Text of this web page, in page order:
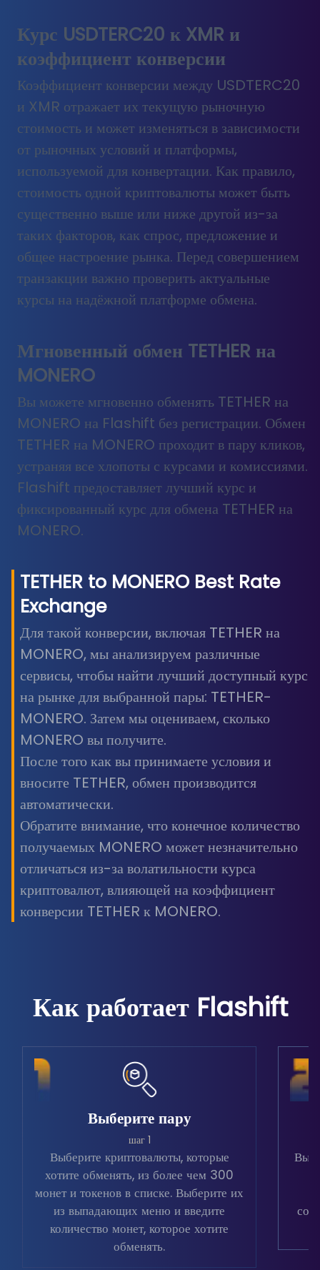
Курс USDTERC20 к XMR и
коэффициент конверсии
Коэффициент конверсии между USDTERC20
и XMR отражает их текущую рыночную
стоимость и может изменяться в зависимости
от рыночных условий и платформы,
используемой для конвертации. Как правило,
стоимость одной криптовалюты может быть
существенно выше или ниже другой из-за
таких факторов, как спрос, предложение и
общее настроение рынка. Перед совершением
транзакции важно проверить актуальные
курсы на надёжной платформе обмена.
Мгновенный обмен TETHER на
MONERO
Вы можете мгновенно обменять TETHER на
MONERO на Flashift без регистрации. Обмен
TETHER на MONERO проходит в пару кликов,
устраняя все хлопоты с курсами и комиссиями.
Flashift предоставляет лучший курс и
фиксированный курс для обмена TETHER на
MONERO.
TETHER to MONERO Best Rate
Exchange
Для такой конверсии, включая TETHER на
MONERO, мы анализируем различные
сервисы, чтобы найти лучший доступный курс
на рынке для выбранной пары: TETHER-
MONERO. Затем мы оцениваем, сколько
MONERO вы получите.
После того как вы принимаете условия и
вносите TETHER, обмен производится
автоматически.
Обратите внимание, что конечное количество
получаемых MONERO может незначительно
отличаться из-за волатильности курса
криптовалют, влияющей на коэффициент
конверсии TETHER к MONERO.
Как работает Flashift
Выберите пару
шаг 1
Выберите криптовалюты, которые
хотите обменять, из более чем 300
монет и токенов в списке. Выберите их
из выпадающих меню и введите
количество монет, которое хотите
обменять.